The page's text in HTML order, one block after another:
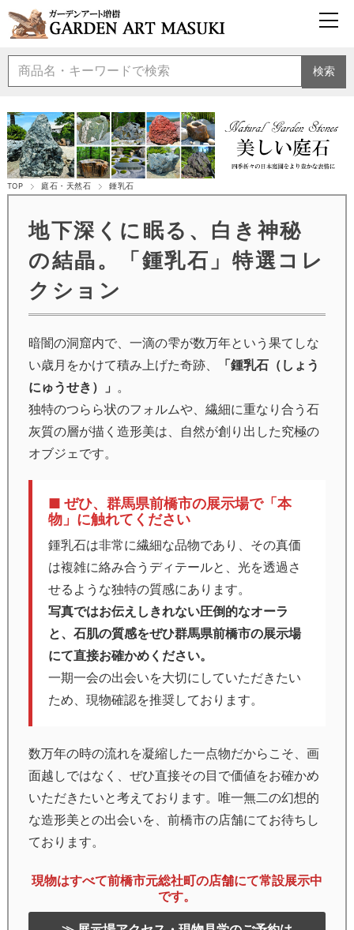
検索
TOP 庭石・天然石 鍾乳石
地下深くに眠る、白き神秘
の結晶。「鍾乳石」特選コレ
クション
暗闇の洞窟内で、一滴の雫が数万年という果てしな
い歳月をかけて積み上げた奇跡、
「鍾乳石（しょう
にゅうせき）」 。
独特のつらら状のフォルムや、繊細に重なり合う石
灰質の層が描く造形美は、自然が創り出した究極の
オブジェです。
■ ぜひ、群馬県前橋市の展示場で「本
物」に触れてください
鍾乳石は非常に繊細な品物であり、その真価
は複雑に絡み合うディテールと、光を透過さ
せるような独特の質感にあります。
写真ではお伝えしきれない圧倒的なオーラ
と、石肌の質感をぜひ群馬県前橋市の展示場
にて直接お確かめください。
一期一会の出会いを大切にしていただきたい
ため、現物確認を推奨しております。
数万年の時の流れを凝縮した一点物だからこそ、画
面越しではなく、ぜひ直接その目で価値をお確かめ
いただきたいと考えております。唯一無二の幻想的
な造形美との出会いを、前橋市の店舗にてお待ちし
ております。
現物はすべて前橋市元総社町の店舗にて常設展示中
です。